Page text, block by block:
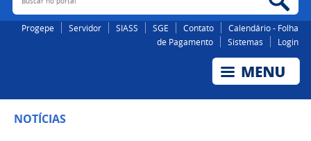
Progepe Servidor SIASS SGE Contato
Calendário - Folha
de Pagamento
Sistemas Login
NOTÍCIAS